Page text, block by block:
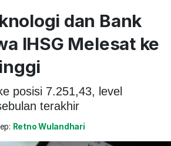
dan Bank
IHSG Melesat ke
posisi 7.251,43, level
terakhir
Retno Wulandhari